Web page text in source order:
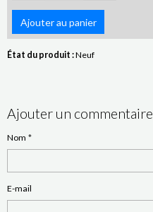
Ajouter au panier
État du produit :Neuf
Ajouter un commentaire
Nom
E-mail